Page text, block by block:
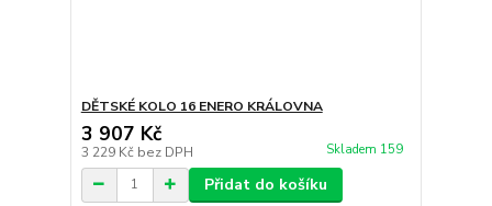
DĚTSKÉ KOLO 16 ENERO KRÁLOVNA
3 907 Kč
3 229 Kč bez DPH Skladem 159
Přidat do košíku